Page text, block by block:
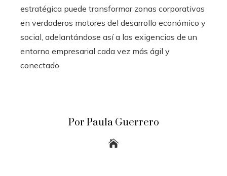
estratégica puede transformar zonas corporativas
en verdaderos motores del desarrollo económico y
social, adelantándose así a las exigencias de un
entorno empresarial cada vez más ágil y
conectado.
Por Paula Guerrero